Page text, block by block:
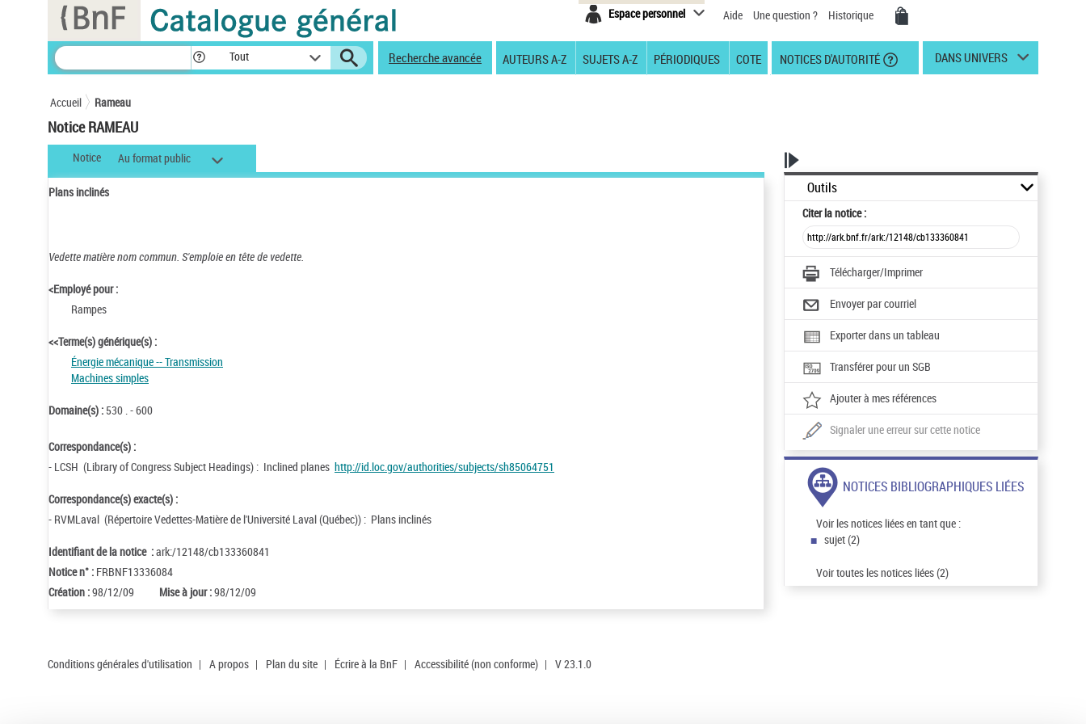
Espace personnel Aide Une question ? Historique
Tout Recherche avancée AUTEURS A-Z SUJETS A-Z PÉRIODIQUES COTE NOTICES D'AUTORITÉ DANS UNIVERS
Accueil Rameau
Notice RAMEAU
Notice Au format public
Plans inclinés
Vedette matière nom commun. S'emploie en tête de vedette.
<Employé pour :
Rampes
<<Terme(s) générique(s) :
Énergie mécanique -- Transmission
Machines simples
Domaine(s) : 530 . - 600
Correspondance(s) :
- LCSH (Library of Congress Subject Headings) : Inclined planes http://id.loc.gov/authorities/subjects/sh85064751
Correspondance(s) exacte(s) :
- RVMLaval (Répertoire Vedettes-Matière de l'Université Laval (Québec)) : Plans inclinés
Identifiant de la notice :ark:/12148/cb133360841
Notice n° : FRBNF13336084
Création :98/12/09 Mise à jour :98/12/09
Outils
Citerla notice :
Télécharger/Imprimer
Envoyer par courriel
Exporter dans un tableau
Transférer pour un SGB
Ajouter à mes références
Signaler une erreur sur cette notice
NOTICES BIBLIOGRAPHIQUES LIÉES
Voir les notices liées en tant que :
sujet (2)
Voir toutes les notices liées (2)
Conditions générales d'utilisation | A propos | Plan du site | Écrire à la BnF | Accessibilité (non conforme) | V 23.1.0
Panneau de gestion des cookies